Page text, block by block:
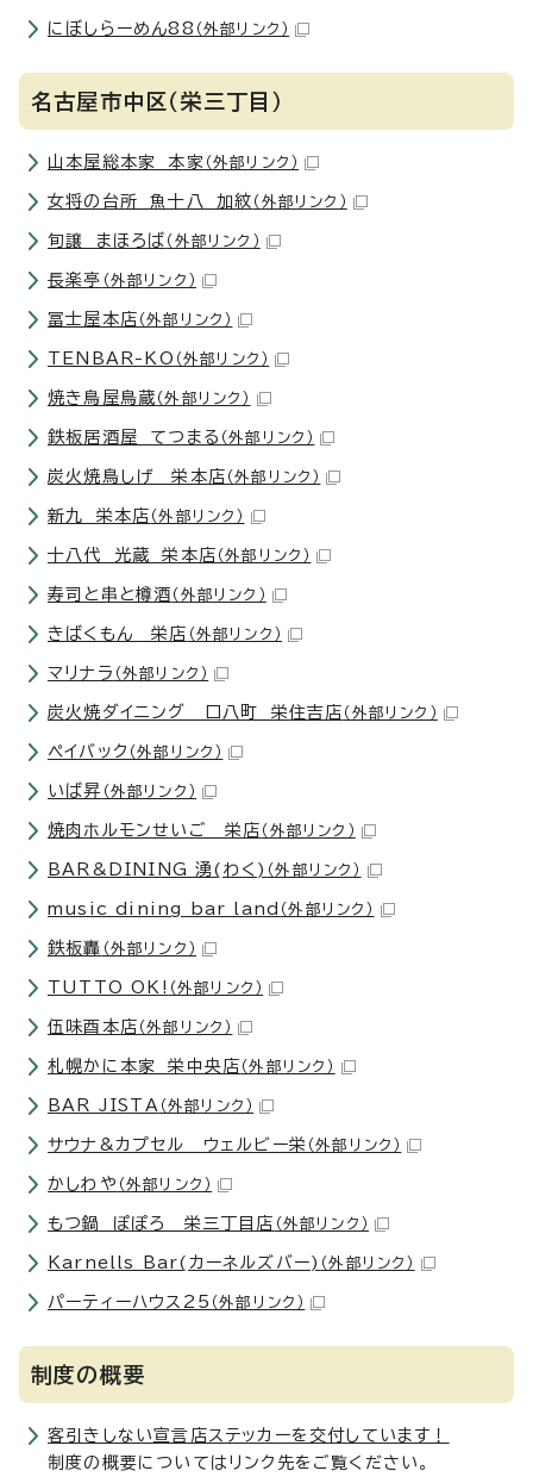
にぼしらーめん88 （外部リンク）
名古屋市中区（栄三丁目）
山本屋総本家 本家 （外部リンク）
女将の台所 魚十八 加紋 （外部リンク）
旬譲 まほろば （外部リンク）
長楽亭 （外部リンク）
冨士屋本店 （外部リンク）
TENBAR-KO （外部リンク）
焼き鳥屋鳥蔵 （外部リンク）
鉄板居酒屋 てつまる （外部リンク）
炭火焼鳥しげ 栄本店 （外部リンク）
新九 栄本店 （外部リンク）
十八代 光蔵 栄本店 （外部リンク）
寿司と串と樽酒 （外部リンク）
きばくもん 栄店 （外部リンク）
マリナラ （外部リンク）
炭火焼ダイニング 口八町 栄住吉店 （外部リンク）
ペイバック （外部リンク）
いば昇 （外部リンク）
焼肉ホルモンせいご 栄店 （外部リンク）
BAR&DINING 湧(わく) （外部リンク）
music dining bar land （外部リンク）
鉄板轟 （外部リンク）
TUTTO OK! （外部リンク）
伍味酉本店 （外部リンク）
札幌かに本家 栄中央店 （外部リンク）
BAR JISTA （外部リンク）
サウナ&カプセル ウェルビー栄 （外部リンク）
かしわや （外部リンク）
もつ鍋 ぽぽろ 栄三丁目店 （外部リンク）
Karnells Bar(カーネルズバー) （外部リンク）
パーティーハウス25 （外部リンク）
制度の概要
客引きしない宣言店ステッカーを交付しています！
制度の概要についてはリンク先をご覧ください。